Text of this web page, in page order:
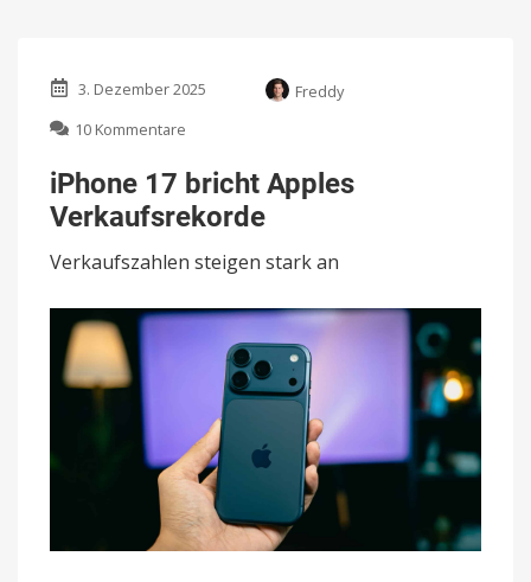
3. Dezember 2025
Freddy
10 Kommentare
17
bricht
Apples
iPhone 17 bricht Apples
Verkaufsrekorde
Verkaufszahlen steigen stark an